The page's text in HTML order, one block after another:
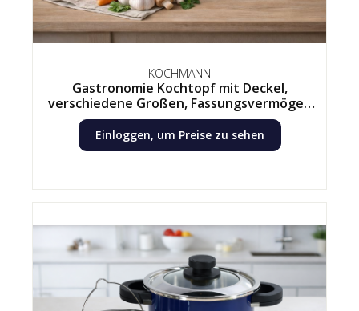
KOCHMANN
Gastronomie Kochtopf mit Deckel,
verschiedene Großen, Fassungsvermögen
von 5,7L bis 54L, Edelstahl
Einloggen, um Preise zu sehen